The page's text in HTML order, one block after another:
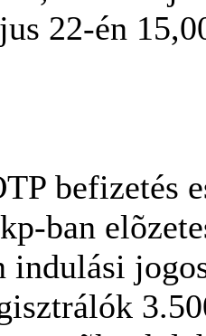
22-én
befizetés
ban
indulási